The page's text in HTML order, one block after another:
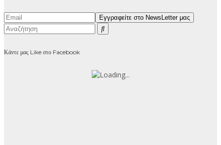
Κάντε μας Like στο Facebook